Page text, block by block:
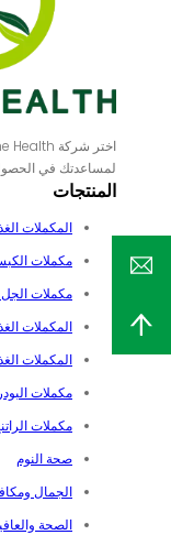
لمساعدتك في
المنتجات
المكملات
مكملات
مكملات الجل
المكملات
المكملات
مكملات
مكملات
صحة النوم
الجمال
الصحة